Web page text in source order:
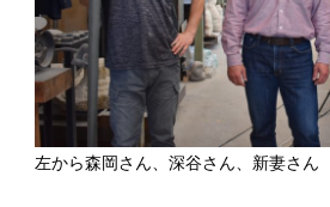
左から森岡さん、深谷さん、新妻さん